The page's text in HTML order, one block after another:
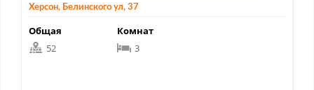
Херсон, Белинского ул, 37
Общая
52
Комнат
3